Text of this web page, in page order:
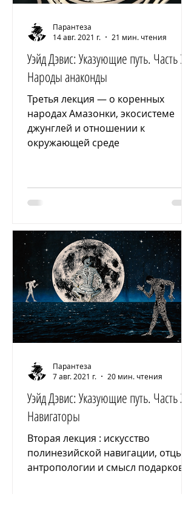
Уэйд Дэвис: Указующие путь. Часть 3:
Народы анаконды
Третья лекция — о коренных
народах Амазонки, экосистеме
джунглей и отношении к
окружающей среде
Парантеза
14 авг. 2021 г.
21 мин. чтения
Уэйд Дэвис: Указующие путь. Часть 2:
Навигаторы
Вторая лекция : искусство
полинезийской навигации, отцы
антропологии и смысл подарков
Парантеза
7 авг. 2021 г.
20 мин. чтения